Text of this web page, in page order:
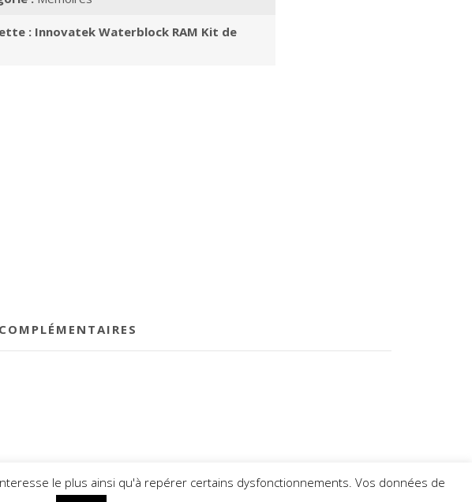
: Innovatek Waterblock RAM Kit de
ELITE BYTHEMESAGA
le plus ainsi qu'à repérer certains dysfonctionnements. Vos données de